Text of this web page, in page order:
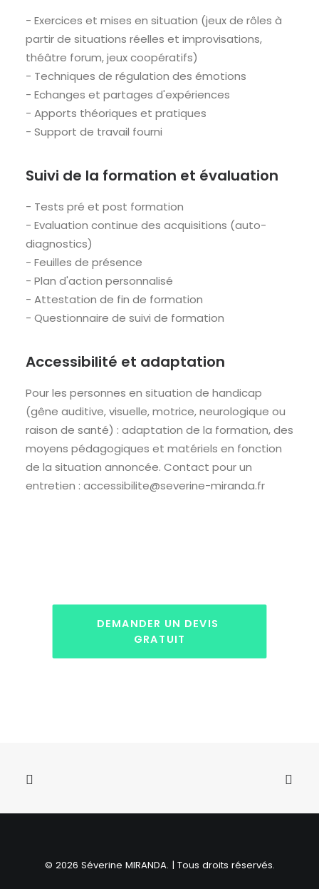
- Exercices et mises en situation (jeux de rôles à
partir de situations réelles et improvisations,
théâtre forum, jeux coopératifs)
- Techniques de régulation des émotions
- Echanges et partages d'expériences
- Apports théoriques et pratiques
- Support de travail fourni
Suivi de la formation et évaluation
- Tests pré et post formation
- Evaluation continue des acquisitions (auto-
diagnostics)
- Feuilles de présence
- Plan d'action personnalisé
- Attestation de fin de formation
- Questionnaire de suivi de formation
Accessibilité et adaptation
Pour les personnes en situation de handicap
(gêne auditive, visuelle, motrice, neurologique ou
raison de santé) : adaptation de la formation, des
moyens pédagogiques et matériels en fonction
de la situation annoncée. Contact pour un
entretien : accessibilite@severine-miranda.fr
DEMANDER UN DEVIS
GRATUIT
© 2026 Séverine MIRANDA. | Tous droits réservés.